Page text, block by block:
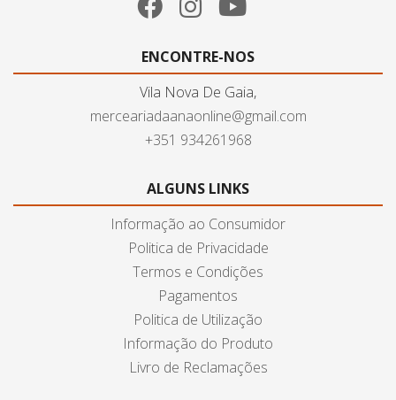
ENCONTRE-NOS
Vila Nova De Gaia,
merceariadaanaonline@gmail.com
+351 934261968
ALGUNS LINKS
Informação ao Consumidor
Politica de Privacidade
Termos e Condições
Pagamentos
Politica de Utilização
Informação do Produto
Livro de Reclamações